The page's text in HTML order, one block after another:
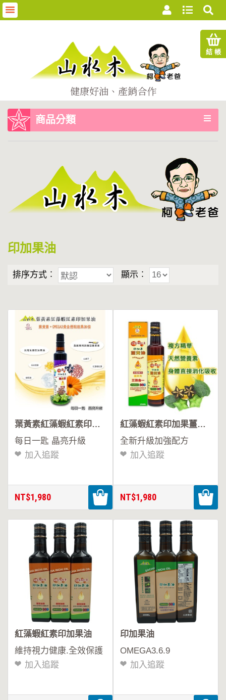
結 帳
健康好油、產銷合作
於
我
品
覽
印
果
印
果
油
絡
我
商品分類
印加果油
排序方式︰ 顯示︰
葉黃素紅藻蝦紅素印加果油
每日一匙 晶亮升級
加入追蹤
NT$1,980
紅藻蝦紅素印加果薑黃油
全新升級加強配方
加入追蹤
NT$1,980
紅藻蝦紅素印加果油
維持視力健康.全效保護
加入追蹤
印加果油
OMEGA3.6.9
加入追蹤